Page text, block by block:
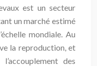
est un secteur
un marché estimé
mondiale. Au
la reproduction, et
des